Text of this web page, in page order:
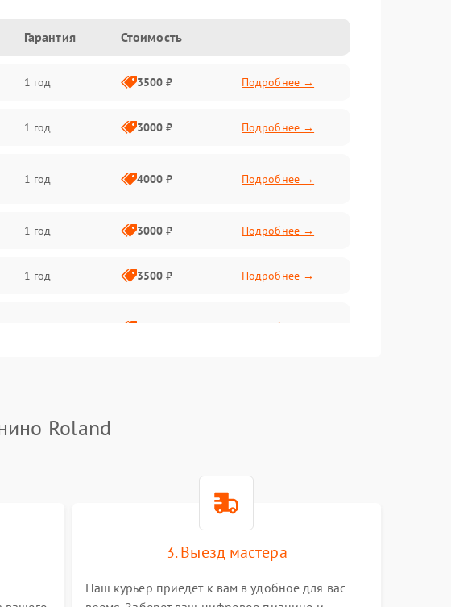
Гарантия Стоимость
1 год 3500 ₽ Подробнее →
1 год 3000 ₽ Подробнее →
1 год 4000 ₽ Подробнее →
1 год 3000 ₽ Подробнее →
1 год 3500 ₽ Подробнее →
2800 ₽ Подробнее →
Roland
3. Выезд мастера
Наш курьер приедет к вам в удобное для вас